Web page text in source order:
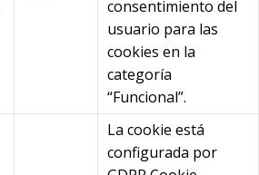
consentimiento del
usuario para las
cookies en la
categoría
“Funcional”.
La cookie está
configurada por